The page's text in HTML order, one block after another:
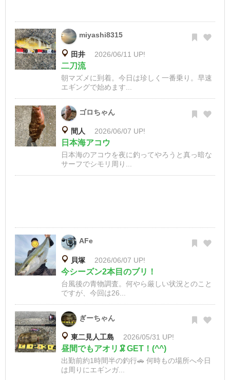
miyashi8315
田井 2026/06/11 UP!
二刀流
朝マズメに到着。今日は珍しく一番乗り。早速
エギングで始めます...
ゴロちゃん
間人 2026/06/07 UP!
日本海アコウ
日本海のアコウを夜に釣ってやろうと真っ暗な
サーフでシモリ周り...
AFe
貝塚 2026/06/07 UP!
今シーズン2本目のブリ！
台風後の青物調査。何やら厳しい状況とのこと
ですが、今回は26...
ぎーちゃん
東二見人工島 2026/05/31 UP!
昼間でもアオリ🦑GET！(^^)
出勤前約1時間半の釣行🚗 何時もの場所へ今日
は周りにエギンガ...